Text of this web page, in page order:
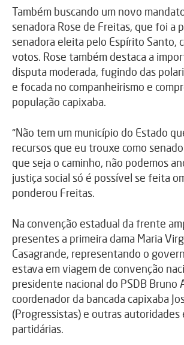
Também buscando um novo
senadora Rose de Freitas, que foi a
senadora eleita pelo Espírito Santo,
votos. Rose também destaca a
disputa moderada, fugindo das
e focada no companheirismo e
população capixaba.
“Não tem um município do Estado
recursos que eu trouxe como
que seja o caminho, não podemos
justiça social só é possível se feita
ponderou Freitas.
Na convenção estadual da frente
presentes a primeira dama Maria
Casagrande, representando o
estava em viagem de convenção
presidente nacional do PSDB Bruno
coordenador da bancada capixaba
(Progressistas) e outras autoridades
partidárias.